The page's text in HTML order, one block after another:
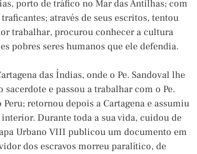
porto de tráfico no Mar das Antilhas; com
através de seus escritos, tentou
trabalhar, procurou conhecer a cultura
pobres seres humanos que ele defendia.
das Índias, onde o Pe. Sandoval lhe
e passou a trabalhar com o Pe.
retornou depois a Cartagena e assumiu
Durante toda a sua vida, cuidou de
Urbano VIII publicou um documento em
dos escravos morreu paralítico, de